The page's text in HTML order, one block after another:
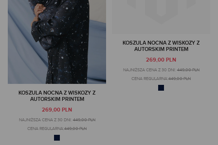
KOSZULA NOCNA Z WISKOZY Z
AUTORSKIM PRINTEM
269,00 PLN
NAJNIŻSZA CENA Z 30 DNI: 449,00 PLN
CENA REGULARNA:449,00 PLN
KOSZULA NOCNA Z WISKOZY Z
AUTORSKIM PRINTEM
269,00 PLN
NAJNIŻSZA CENA Z 30 DNI: 449,00 PLN
CENA REGULARNA:449,00 PLN